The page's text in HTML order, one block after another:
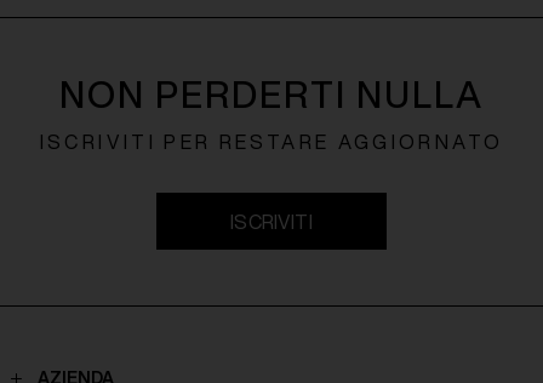
NON PERDERTI NULLA
ISCRIVITI PER RESTARE AGGIORNATO
ISCRIVITI
AZIENDA